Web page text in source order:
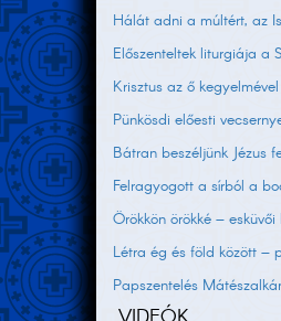
Hálát adni a múltért, az
Előszenteltek liturgiája a
Krisztus az ő
Pünkösdi előesti
Bátran beszéljünk Jézus
Felragyogott a sírból a
Örökkön örökké –
Létra ég és föld között –
Papszentelés